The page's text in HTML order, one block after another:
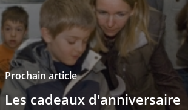
Prochain article
Les cadeaux d'anniversaire